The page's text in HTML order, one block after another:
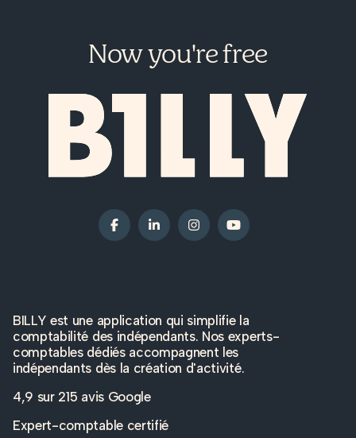
Now you're free
BILLY est une application qui simplifie la
comptabilité des indépendants. Nos experts-
comptables dédiés accompagnent les
indépendants dès la création d'activité.
4,9 sur 215 avis Google
Expert-comptable certifié